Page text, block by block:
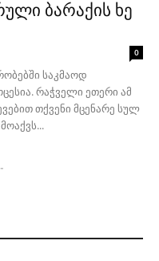
ბარაქის ხე
0
საკმაოდ
რაჭველი ეთერი ამ
თქვენი მცენარე სულ